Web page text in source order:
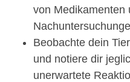
von Medikamenten
Beobachte dein
und notiere dir
unerwartete